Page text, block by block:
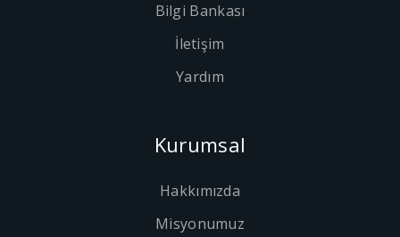
Bilgi Bankası
İletişim
Yardım
Kurumsal
Hakkımızda
Misyonumuz